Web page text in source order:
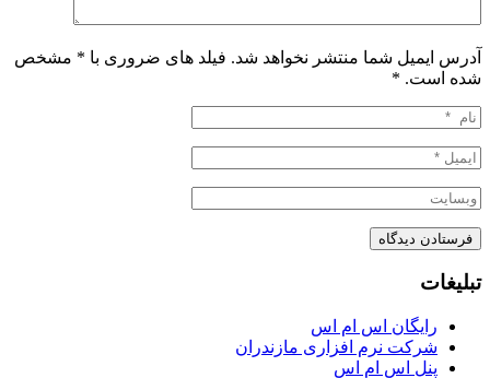
آدرس ایمیل شما منتشر نخواهد شد. فیلد های ضروری با * مشخص
شده است. *
تبلیغات
رایگان اس ام اس
شرکت نرم افزاری مازندران
پنل اس ام اس